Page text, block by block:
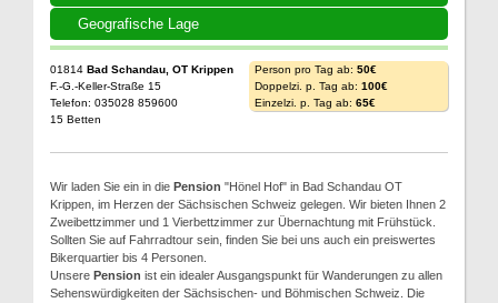
Geografische Lage
01814 Bad Schandau, OT Krippen
F.-G.-Keller-Straße 15
Telefon: 035028 859600
15 Betten
Person pro Tag ab: 50€
Doppelzi. p. Tag ab: 100€
Einzelzi. p. Tag ab: 65€
Wir laden Sie ein in die Pension "Hönel Hof" in Bad Schandau OT
Krippen, im Herzen der Sächsischen Schweiz gelegen. Wir bieten Ihnen 2
Zweibettzimmer und 1 Vierbettzimmer zur Übernachtung mit Frühstück.
Sollten Sie auf Fahrradtour sein, finden Sie bei uns auch ein preiswertes
Bikerquartier bis 4 Personen.
Unsere Pension ist ein idealer Ausgangspunkt für Wanderungen zu allen
Sehenswürdigkeiten der Sächsischen- und Böhmischen Schweiz. Die